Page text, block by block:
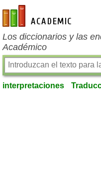
es-academic.com
Los diccionarios y las
Académico
interpretaciones